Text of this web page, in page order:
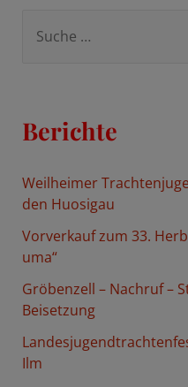
e
n
:
Berichte
Weilheimer
den Huosigau
Vorverkauf zum 33.
uma“
Gröbenzell – Nachruf –
Beisetzung
Ilm